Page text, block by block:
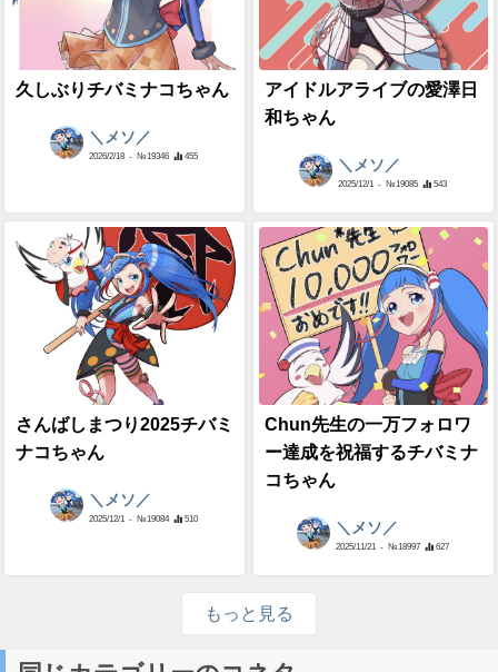
久しぶりチバミナコちゃん
＼メソ／
2026/2/18 - №19346 455
アイドルアライブの愛澤日
和ちゃん
＼メソ／
2025/12/1 - №19085 543
さんばしまつり2025チバミ
ナコちゃん
＼メソ／
2025/12/1 - №19084 510
Chun先生の一万フォロワ
ー達成を祝福するチバミナ
コちゃん
＼メソ／
2025/11/21 - №18997 627
もっと見る